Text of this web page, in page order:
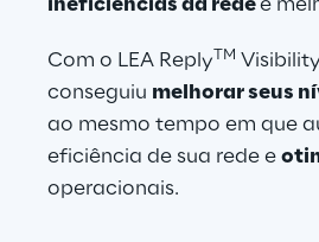
ineficiências da rede e
Com o LEA ReplyTM
conseguiu melhorar seus
ao mesmo tempo em que
eficiência de sua rede e
operacionais.